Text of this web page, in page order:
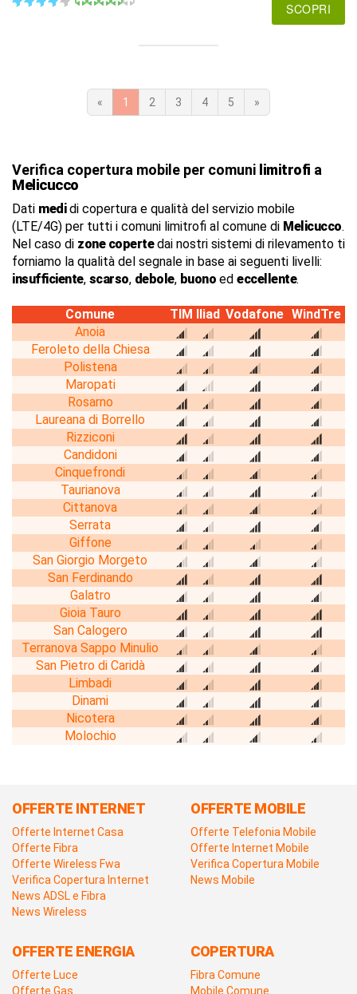
SCOPRI
« 1 2 3 4 5 »
Verifica copertura mobile per comuni limitrofi a
Melicucco
Dati medidi copertura e qualità del servizio mobile
(LTE/4G) per tutti i comuni limitrofi al comune di Melicucco.
Nel caso di zone copertedai nostri sistemi di rilevamento ti
forniamo la qualità del segnale in base ai seguenti livelli:
insufficiente, scarso, debole, buono ed eccellente.
Comune TIM Iliad Vodafone WindTre
Anoia
Feroleto della Chiesa
Polistena
Maropati
Rosarno
Laureana di Borrello
Rizziconi
Candidoni
Cinquefrondi
Taurianova
Cittanova
Serrata
Giffone
San Giorgio Morgeto
San Ferdinando
Galatro
Gioia Tauro
San Calogero
Terranova Sappo Minulio
San Pietro di Caridà
Limbadi
Dinami
Nicotera
Molochio
OFFERTE INTERNET
Offerte Internet Casa
Offerte Fibra
Offerte Wireless Fwa
Verifica Copertura Internet
News ADSL e Fibra
News Wireless
OFFERTE MOBILE
Offerte Telefonia Mobile
Offerte Internet Mobile
Verifica Copertura Mobile
News Mobile
OFFERTE ENERGIA
Offerte Luce
Offerte Gas
COPERTURA
Fibra Comune
Mobile Comune